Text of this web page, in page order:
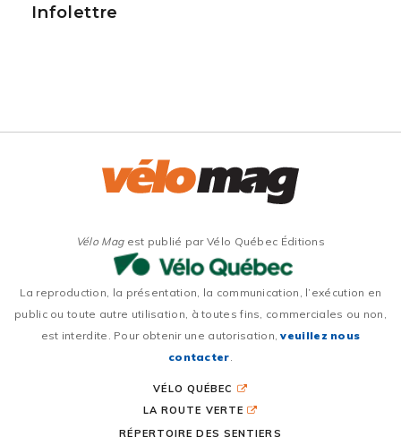
Infolettre
Vélo Magest publié par Vélo Québec Éditions
La reproduction, la présentation, la communication, l’exécution en
public ou toute autre utilisation, à toutes fins, commerciales ou non,
est interdite. Pour obtenir une autorisation,veuillez nous
contacter
VÉLO QUÉBEC
LA ROUTE VERTE
RÉPERTOIRE DES SENTIERS